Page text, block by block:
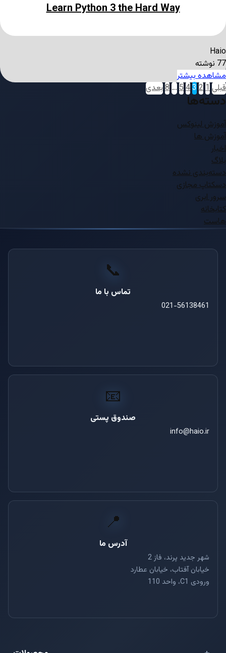
Learn Python 3 the Hard Way
Haio
77 نوشته
مشاهده بیشتر
قبلی1
2
3
4
5
…
8بعدی
دسته‌ها
آموزش لینوکس
آموزش ها
اخبار
بلاگ
دسته‌بندی نشده
دسکتاپ مجازی
سرور ابری
کتابخانه
هاست
📞
تماس با ما
021-56138461
📧
صندوق پستی
info@haio.ir
📍
آدرس ما
شهر جدید پرند، فاز 2
خیابان آفتاب، خیابان عطارد
ورودی C1، واحد 110